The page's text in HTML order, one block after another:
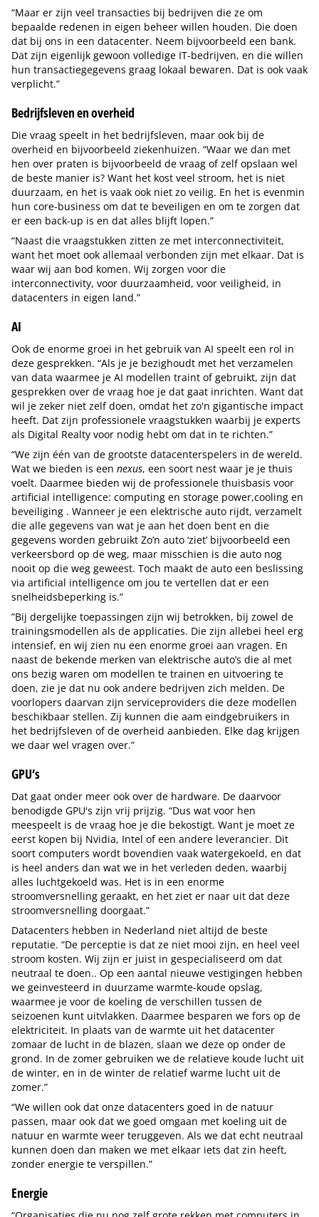
“Maar er zijn veel transacties bij bedrijven die ze om
bepaalde redenen in eigen beheer willen houden. Die doen
dat bij ons in een datacenter. Neem bijvoorbeeld een bank.
Dat zijn eigenlijk gewoon volledige IT-bedrijven, en die willen
hun transactiegegevens graag lokaal bewaren. Dat is ook vaak
verplicht.”
Bedrijfsleven en overheid
Die vraag speelt in het bedrijfsleven, maar ook bij de
overheid en bijvoorbeeld ziekenhuizen. “Waar we dan met
hen over praten is bijvoorbeeld de vraag of zelf opslaan wel
de beste manier is? Want het kost veel stroom, het is niet
duurzaam, en het is vaak ook niet zo veilig. En het is evenmin
hun core-business om dat te beveiligen en om te zorgen dat
er een back-up is en dat alles blijft lopen.”
“Naast die vraagstukken zitten ze met interconnectiviteit,
want het moet ook allemaal verbonden zijn met elkaar. Dat is
waar wij aan bod komen. Wij zorgen voor die
interconnectivity, voor duurzaamheid, voor veiligheid, in
datacenters in eigen land.”
AI
Ook de enorme groei in het gebruik van AI speelt een rol in
deze gesprekken. “Als je je bezighoudt met het verzamelen
van data waarmee je AI modellen traint of gebruikt, zijn dat
gesprekken over de vraag hoe je dat gaat inrichten. Want dat
wil je zeker niet zelf doen, omdat het zo'n gigantische impact
heeft. Dat zijn professionele vraagstukken waarbij je experts
als Digital Realty voor nodig hebt om dat in te richten.”
“We zijn één van de grootste datacenterspelers in de wereld.
Wat we bieden is een nexus, een soort nest waar je je thuis
voelt. Daarmee bieden wij de professionele thuisbasis voor
artificial intelligence: computing en storage power,cooling en
beveiliging . Wanneer je een elektrische auto rijdt, verzamelt
die alle gegevens van wat je aan het doen bent en die
gegevens worden gebruikt Zo’n auto ‘ziet’ bijvoorbeeld een
verkeersbord op de weg, maar misschien is die auto nog
nooit op die weg geweest. Toch maakt de auto een beslissing
via artificial intelligence om jou te vertellen dat er een
snelheidsbeperking is.”
”Bij dergelijke toepassingen zijn wij betrokken, bij zowel de
trainingsmodellen als de applicaties. Die zijn allebei heel erg
intensief, en wij zien nu een enorme groei aan vragen. En
naast de bekende merken van elektrische auto’s die al met
ons bezig waren om modellen te trainen en uitvoering te
doen, zie je dat nu ook andere bedrijven zich melden. De
voorlopers daarvan zijn serviceproviders die deze modellen
beschikbaar stellen. Zij kunnen die aam eindgebruikers in
het bedrijfsleven of de overheid aanbieden. Elke dag krijgen
we daar wel vragen over.”
GPU’s
Dat gaat onder meer ook over de hardware. De daarvoor
benodigde GPU's zijn vrij prijzig. “Dus wat voor hen
meespeelt is de vraag hoe je die bekostigt. Want je moet ze
eerst kopen bij Nvidia, Intel of een andere leverancier. Dit
soort computers wordt bovendien vaak watergekoeld, en dat
is heel anders dan wat we in het verleden deden, waarbij
alles luchtgekoeld was. Het is in een enorme
stroomversnelling geraakt, en het ziet er naar uit dat deze
stroomversnelling doorgaat.”
Datacenters hebben in Nederland niet altijd de beste
reputatie. “De perceptie is dat ze niet mooi zijn, en heel veel
stroom kosten. Wij zijn er juist in gespecialiseerd om dat
neutraal te doen.. Op een aantal nieuwe vestigingen hebben
we geinvesteerd in duurzame warmte-koude opslag,
waarmee je voor de koeling de verschillen tussen de
seizoenen kunt uitvlakken. Daarmee besparen we fors op de
elektriciteit. In plaats van de warmte uit het datacenter
zomaar de lucht in de blazen, slaan we deze op onder de
grond. In de zomer gebruiken we de relatieve koude lucht uit
de winter, en in de winter de relatief warme lucht uit de
zomer.”
“We willen ook dat onze datacenters goed in de natuur
passen, maar ook dat we goed omgaan met koeling uit de
natuur en warmte weer teruggeven. Als we dat echt neutraal
kunnen doen dan maken we met elkaar iets dat zin heeft,
zonder energie te verspillen.”
Energie